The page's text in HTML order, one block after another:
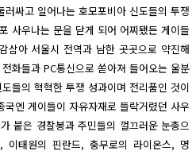
싸고 일어나는 호모포비아 신도들의 투쟁
사우나는 문을 닫게 되어 어찌됐든 게이들
삼아 서울시 전역과 남한 곳곳으로 약진해
화들과 PC통신으로 쏟아져 들어오는 울분
들의 혁혁한 투쟁 성과이며 전리품인 것이
엔 게이들이 자유자재로 들락거렸던 사우
붙은 경찰봉과 주민들의 껄끄러운 눈총으
이태원의 핀란드, 충무로의 라이온스, 명